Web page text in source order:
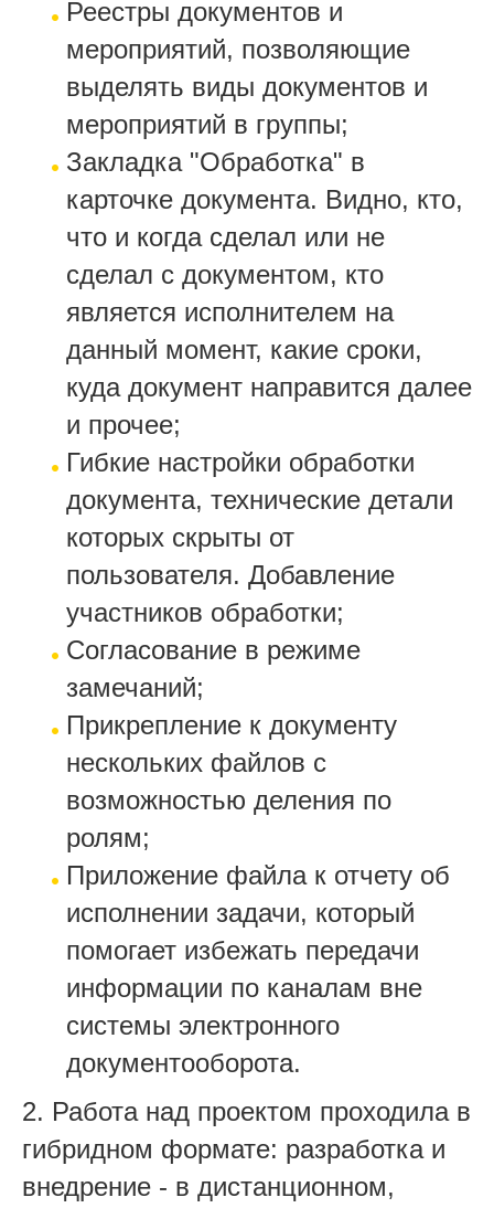
Реестры документов и
мероприятий, позволяющие
выделять виды документов и
мероприятий в группы;
Закладка "Обработка" в
карточке документа. Видно, кто,
что и когда сделал или не
сделал с документом, кто
является исполнителем на
данный момент, какие сроки,
куда документ направится далее
и прочее;
Гибкие настройки обработки
документа, технические детали
которых скрыты от
пользователя. Добавление
участников обработки;
Согласование в режиме
замечаний;
Прикрепление к документу
нескольких файлов с
возможностью деления по
ролям;
Приложение файла к отчету об
исполнении задачи, который
помогает избежать передачи
информации по каналам вне
системы электронного
документооборота.
2. Работа над проектом проходила в
гибридном формате: разработка и
внедрение - в дистанционном,